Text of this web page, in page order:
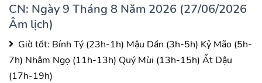
CN: Ngày 9 Tháng 8 Năm 2026 (27/06/2026
Âm lịch)
Giờ tốt: Bính Tý (23h-1h) Mậu Dần (3h-5h) Kỷ Mão (5h-
7h) Nhâm Ngọ (11h-13h) Quý Mùi (13h-15h) Ất Dậu
(17h-19h)